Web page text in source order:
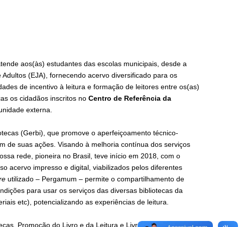
aos(às) estudantes das escolas municipais, desde a
(EJA), fornecendo acervo diversificado para os
de incentivo à leitura e formação de leitores entre os(as)
os cidadãos inscritos no Centro de Referência da
externa.
(Gerbi), que promove o aperfeiçoamento técnico-
de suas ações. Visando à melhoria contínua dos serviços
rede, pioneira no Brasil, teve início em 2018, com o
acervo impresso e digital, viabilizados pelos diferentes
utilizado – Pergamum – permite o compartilhamento de
para usar os serviços das diversas bibliotecas da
etc), potencializando as experiências de leitura.
Promoção do Livro e da Leitura e Livro Didático.